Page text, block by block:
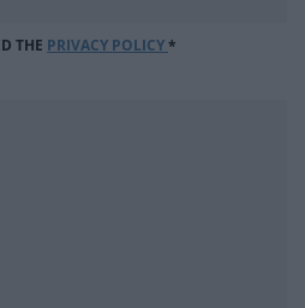
THE PRIVACY POLICY*